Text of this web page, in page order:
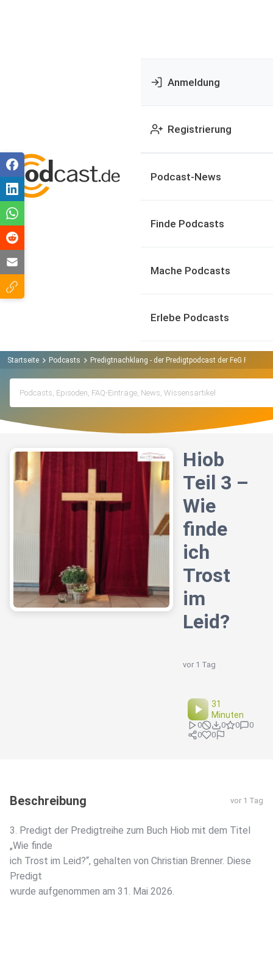
Anmeldung
Registrierung
Podcast-News
Finde Podcasts
Mache Podcasts
Erlebe Podcasts
Startseite Podcasts Predigtnachklang - der Predigtpodcast der FeG Rems-
Hiob
Teil 3 –
Wie
finde
ich
Trost
im
Leid?
vor 1 Tag
31
Minuten
0 0 0
0
0
0
Beschreibung vor 1 Tag
3. Predigt der Predigtreihe zum Buch Hiob mit dem Titel
„Wie finde
ich Trost im Leid?“, gehalten von Christian Brenner. Diese
Predigt
wurde aufgenommen am 31. Mai 2026.